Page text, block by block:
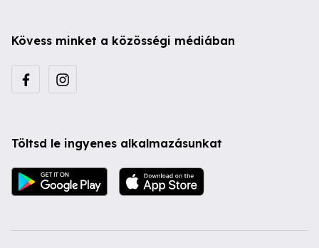
Kövess minket a közösségi médiában
Töltsd le ingyenes alkalmazásunkat